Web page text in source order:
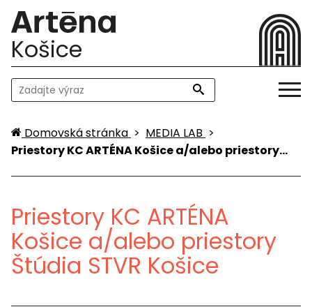
Košice
Domovská stránka > MEDIA LAB >
Priestory KC ARTÉNA Košice a/alebo priestory…
Priestory KC ARTÉNA
Košice a/alebo priestory
Štúdia STVR Košice